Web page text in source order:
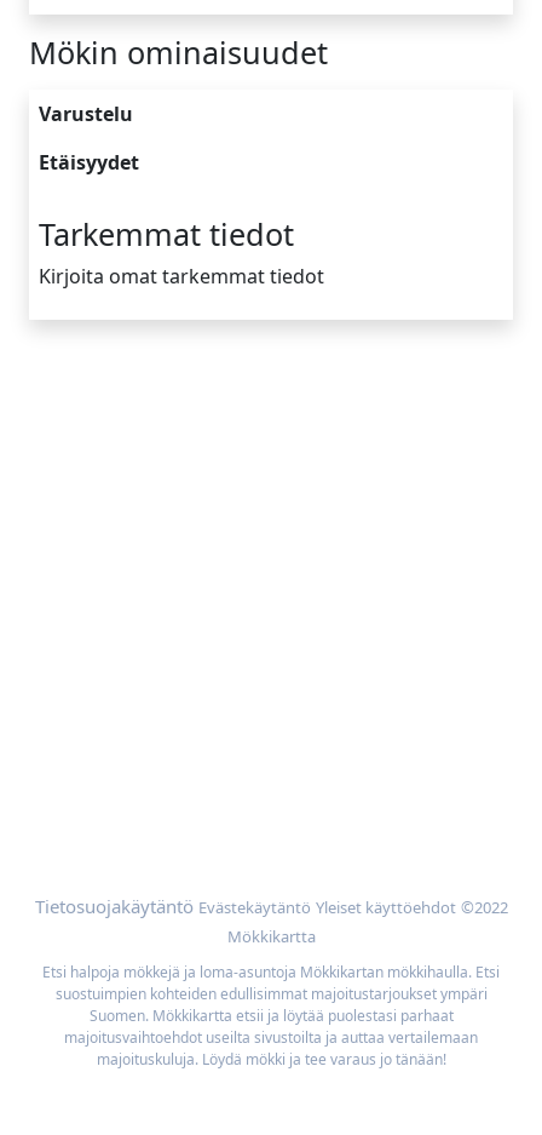
Mökin ominaisuudet
Varustelu
Etäisyydet
Tarkemmat tiedot
Kirjoita omat tarkemmat tiedot
Tietosuojakäytäntö Evästekäytäntö Yleiset käyttöehdot ©2022
Mökkikartta
Etsi halpoja mökkejä ja loma-asuntoja Mökkikartan mökkihaulla. Etsi
suostuimpien kohteiden edullisimmat majoitustarjoukset ympäri
Suomen. Mökkikartta etsii ja löytää puolestasi parhaat
majoitusvaihtoehdot useilta sivustoilta ja auttaa vertailemaan
majoituskuluja. Löydä mökki ja tee varaus jo tänään!